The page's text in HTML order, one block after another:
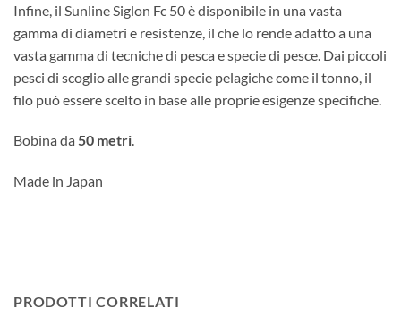
Infine, il Sunline Siglon Fc 50 è disponibile in una vasta
gamma di diametri e resistenze, il che lo rende adatto a una
vasta gamma di tecniche di pesca e specie di pesce. Dai piccoli
pesci di scoglio alle grandi specie pelagiche come il tonno, il
filo può essere scelto in base alle proprie esigenze specifiche.
Bobina da 50 metri.
Made in Japan
PRODOTTI CORRELATI